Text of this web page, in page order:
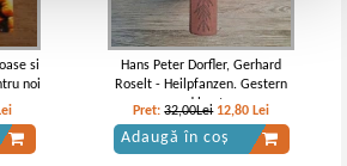
si
noi
Hans Peter Dorfler, Gerhard
Roselt - Heilpfanzen. Gestern
und heute
Pret:32,00Lei 12,80 Lei
Adaugă în coș